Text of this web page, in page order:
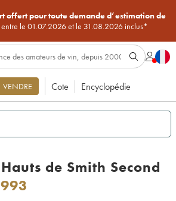
offert pour toute demande d’estimation de
entre le 01.07.2026 et le 31.08.2026 inclus*
VENDRE Cote Encyclopédie
de Smith Second